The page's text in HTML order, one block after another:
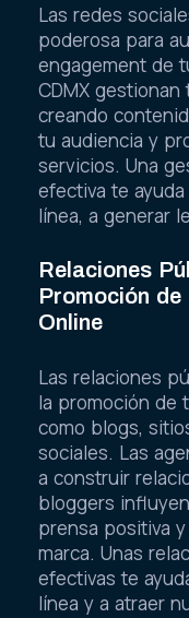
Las redes
poderosa para
engagement de
CDMX
creando
tu audiencia y
servicios. Una
efectiva te
línea, a generar
Relaciones
Promoción
Online
Las relaciones
la promoción de
como blogs,
sociales. Las
a construir
bloggers
prensa positiva
marca. Unas
efectivas te
línea y a atraer